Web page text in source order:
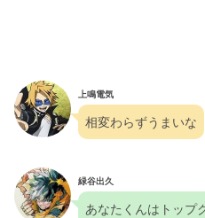
上鳴電気
相変わらずうまいな
緑谷出久
あなたくんはトップ